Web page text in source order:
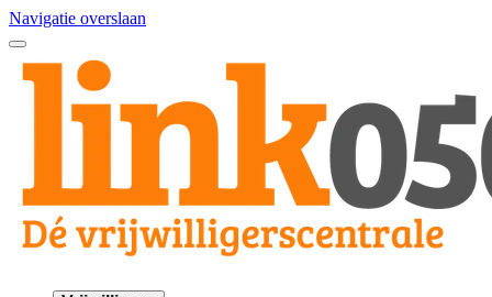
Navigatie overslaan